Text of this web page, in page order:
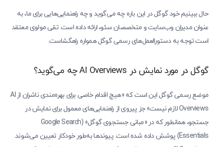
حال ببینیم خود گوگل در این باره چه می‌گوید و چه راهنمایی‌هایی برای ما، به
عنوان مدیران وب‌سایت و متخصصان سئو، ارائه داده است. تقی مولوی معتقد
است توجه به دستورالعمل‌های رسمی گوگل همواره راهگشاست.
گوگل در مورد نمایش در AI Overviews چه می‌گوید؟
موضع رسمی گوگل این است که «هیچ اقدام خاصی برای بهره‌مندی ناشران از AI
Overviews لازم نیست» جز پیروی از راهنمایی‌های معمول برای نمایش در
جستجو، همانطور که در «مبانی جستجوی گوگل» (Google Search
Essentials) پوشش داده شده است. پیوندها به‌طور خودکار تعیین می‌شوند.